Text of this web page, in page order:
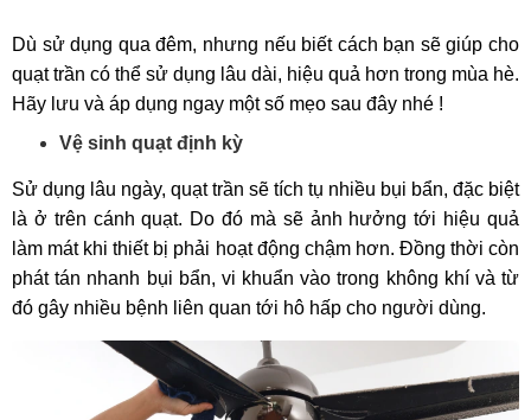
Dù sử dụng qua đêm, nhưng nếu biết cách bạn sẽ giúp cho
quạt trần có thể sử dụng lâu dài, hiệu quả hơn trong mùa hè.
Hãy lưu và áp dụng ngay một số mẹo sau đây nhé !
Vệ sinh quạt định kỳ
Sử dụng lâu ngày, quạt trần sẽ tích tụ nhiều bụi bẩn, đặc biệt
là ở trên cánh quạt. Do đó mà sẽ ảnh hưởng tới hiệu quả
làm mát khi thiết bị phải hoạt động chậm hơn. Đồng thời còn
phát tán nhanh bụi bẩn, vi khuẩn vào trong không khí và từ
đó gây nhiều bệnh liên quan tới hô hấp cho người dùng.